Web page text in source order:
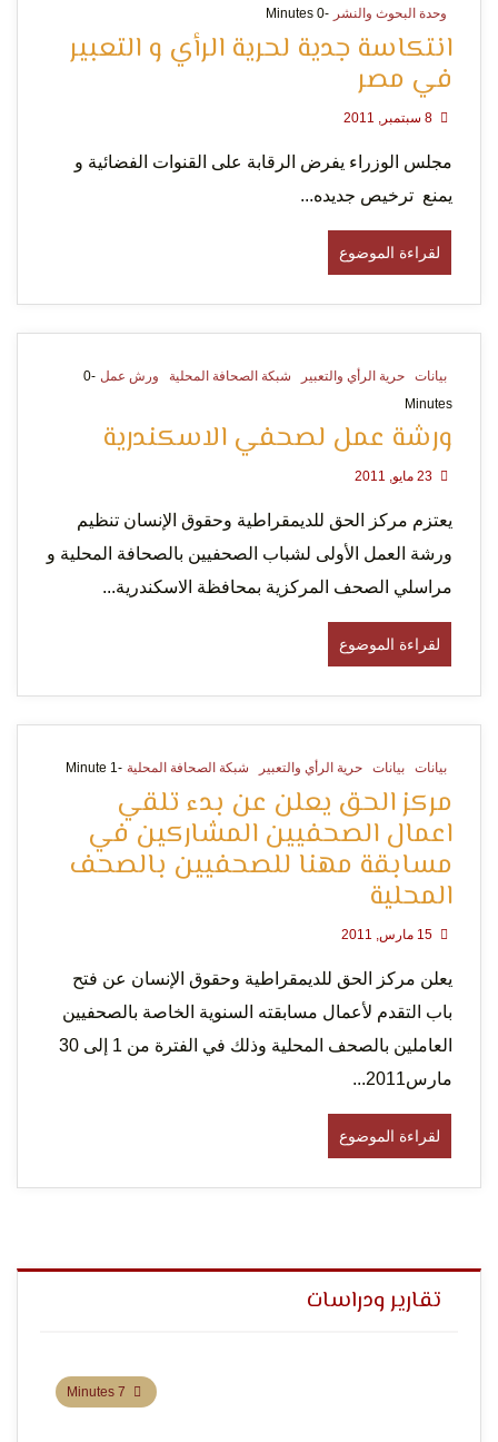
وحدة البحوث والنشر -0 Minutes
انتكاسة جدية لحرية الرأي و التعبير
في مصر
مجلس الوزراء يفرض الرقابة على القنوات الفضائية و
يمنع ترخيص جديده...
لقراءة الموضوع
بيانات حرية الرأي والتعبير شبكة الصحافة المحلية ورش عمل -0
Minutes
ورشة عمل لصحفي الاسكندرية
يعتزم مركز الحق للديمقراطية وحقوق الإنسان تنظيم
ورشة العمل الأولى لشباب الصحفيين بالصحافة المحلية و
مراسلي الصحف المركزية بمحافظة الاسكندرية...
لقراءة الموضوع
بيانات بيانات حرية الرأي والتعبير شبكة الصحافة المحلية -1 Minute
مركز الحق يعلن عن بدء تلقي
اعمال الصحفيين المشاركين في
مسابقة مهنا للصحفيين بالصحف
المحلية
يعلن مركز الحق للديمقراطية وحقوق الإنسان عن فتح
باب التقدم لأعمال مسابقته السنوية الخاصة بالصحفيين
العاملين بالصحف المحلية وذلك في الفترة من 1 إلى 30
مارس2011...
لقراءة الموضوع
تقارير ودراسات